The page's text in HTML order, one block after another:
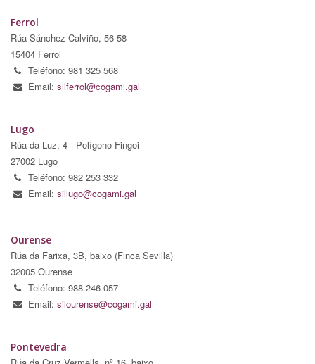
Ferrol
Rúa Sánchez Calviño, 56-58
15404 Ferrol
Teléfono: 981 325 568
Email: silferrol@cogami.gal
Lugo
Rúa da Luz, 4 - Polígono Fingoi
27002 Lugo
Teléfono: 982 253 332
Email: sillugo@cogami.gal
Ourense
Rúa da Farixa, 3B, baixo (Finca Sevilla)
32005 Ourense
Teléfono: 988 246 057
Email: silourense@cogami.gal
Pontevedra